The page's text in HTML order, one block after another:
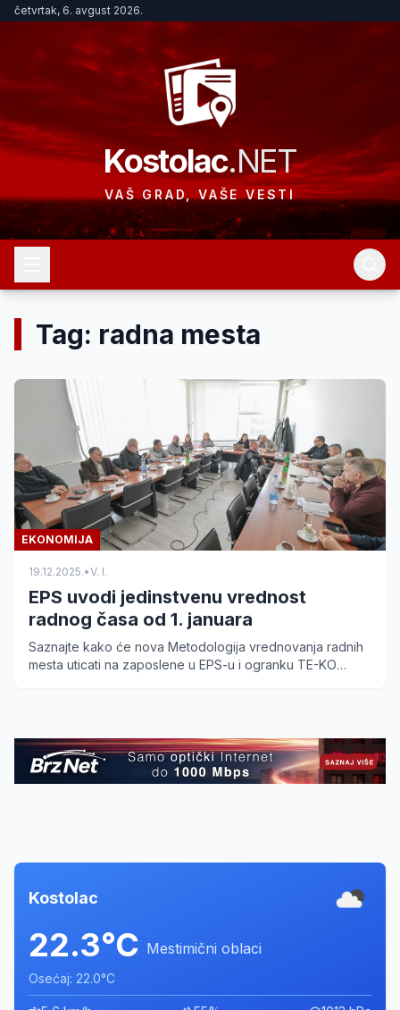
četvrtak, 6. avgust 2026.
Kostolac.NET
VAŠ GRAD, VAŠE VESTI
Tag: radna mesta
EKONOMIJA
19.12.2025.•V. I.
EPS uvodi jedinstvenu vrednost
radnog časa od 1. januara
Saznajte kako će nova Metodologija vrednovanja radnih
mesta uticati na zaposlene u EPS-u i ogranku TE-KO
Kostolac
22.3°C Mestimični oblaci
Osećaj: 22.0°C